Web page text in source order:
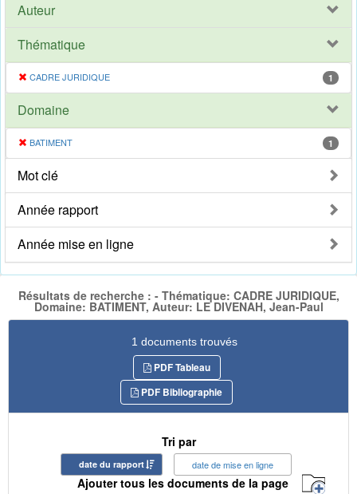
Auteur
Thématique
CADRE JURIDIQUE 1
Domaine
BATIMENT 1
Mot clé
Année rapport
Année mise en ligne
Résultats de recherche : - Thématique: CADRE JURIDIQUE,
Domaine: BATIMENT, Auteur: LE DIVENAH, Jean-Paul
1 documents trouvés
PDF Tableau
PDF Bibliographie
Tri par
date du rapport date de mise en ligne
Ajouter tous les documents de la page